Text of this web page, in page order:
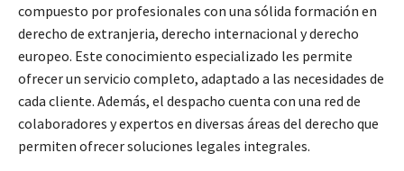
compuesto por profesionales con una sólida formación en
derecho de extranjeria, derecho internacional y derecho
europeo. Este conocimiento especializado les permite
ofrecer un servicio completo, adaptado a las necesidades de
cada cliente. Además, el despacho cuenta con una red de
colaboradores y expertos en diversas áreas del derecho que
permiten ofrecer soluciones legales integrales.